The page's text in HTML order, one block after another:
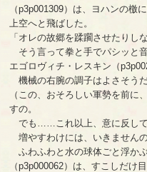
（p3p001309）は、ヨハンの檄
上空へと飛ばした。
「オレの故郷を蹂躙させたりし
そう言って拳と手でパシッと
エゴロヴィチ・レスキン（
機械の右腕の調子はよさそうだ
（この、おそろしい軍勢を前に
すの。
でも……これ以上、意に反して
増やすわけには、いきません
ふわふわと水の球体ごと浮か
（p3p000062）は、すこしだけ